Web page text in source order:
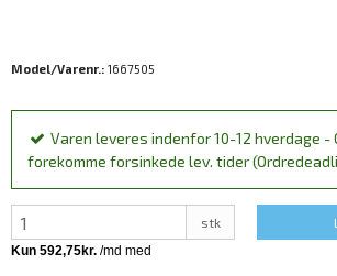
Model/Varenr.: 1667505
Varen leveres indenfor 10-12 hverdage -
forekomme forsinkede lev. tider
stk